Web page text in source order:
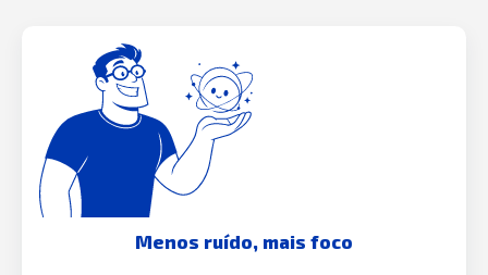
Menos ruído, mais foco